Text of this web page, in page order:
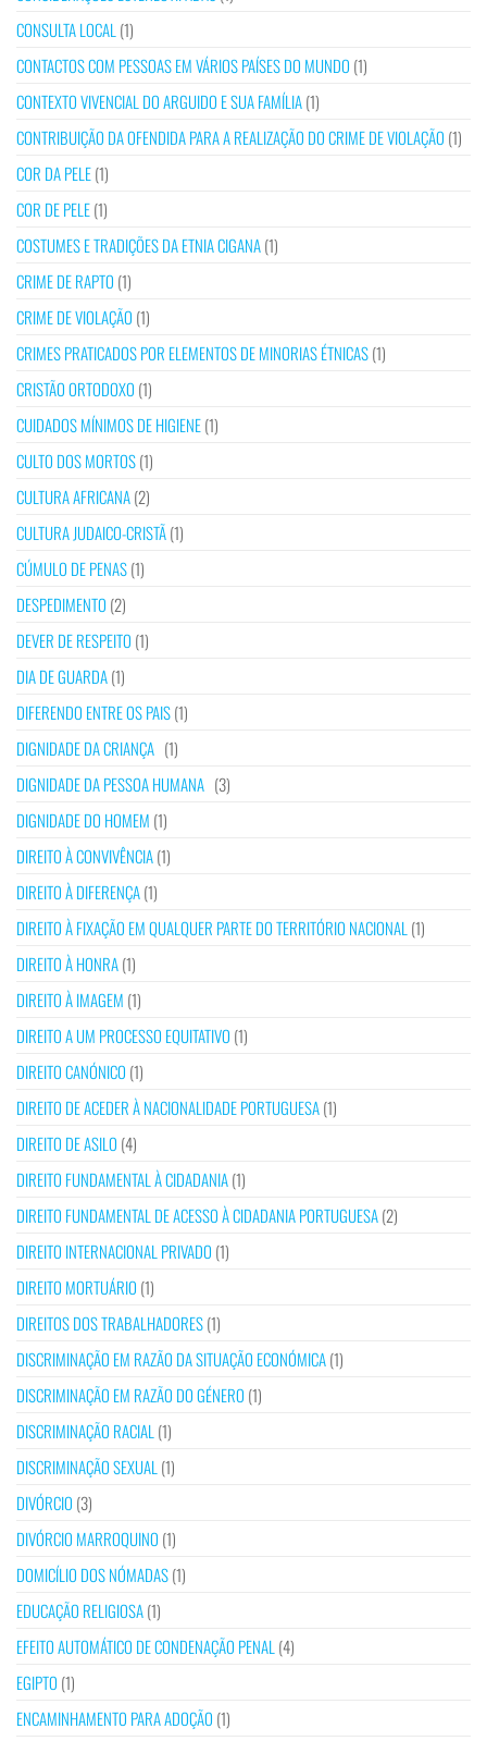
CONSULTA LOCAL (1)
CONTACTOS COM PESSOAS EM VÁRIOS PAÍSES DO MUNDO (1)
CONTEXTO VIVENCIAL DO ARGUIDO E SUA FAMÍLIA(1)
CONTRIBUIÇÃO DA OFENDIDA PARA A REALIZAÇÃO DO CRIME DE VIOLAÇÃO (1)
COR DA PELE(1)
COR DE PELE(1)
COSTUMES E TRADIÇÕES DA ETNIA CIGANA(1)
CRIME DE RAPTO (1)
CRIME DE VIOLAÇÃO (1)
CRIMES PRATICADOS POR ELEMENTOS DE MINORIAS ÉTNICAS(1)
CRISTÃO ORTODOXO (1)
CUIDADOS MÍNIMOS DE HIGIENE(1)
CULTO DOS MORTOS(1)
CULTURA AFRICANA(2)
CULTURA JUDAICO-CRISTÃ(1)
CÚMULO DE PENAS(1)
DESPEDIMENTO (2)
DEVER DE RESPEITO (1)
DIA DE GUARDA(1)
DIFERENDO ENTRE OS PAIS(1)
DIGNIDADE DA CRIANÇA (1)
DIGNIDADE DA PESSOA HUMANA (3)
DIGNIDADE DO HOMEM (1)
DIREITO À CONVIVÊNCIA(1)
DIREITO À DIFERENÇA(1)
DIREITO À FIXAÇÃO EM QUALQUER PARTE DO TERRITÓRIO NACIONAL (1)
DIREITO À HONRA(1)
DIREITO À IMAGEM (1)
DIREITO A UM PROCESSO EQUITATIVO (1)
DIREITO CANÓNICO (1)
DIREITO DE ACEDER À NACIONALIDADE PORTUGUESA(1)
DIREITO DE ASILO (4)
DIREITO FUNDAMENTAL À CIDADANIA(1)
DIREITO FUNDAMENTAL DE ACESSO À CIDADANIA PORTUGUESA(2)
DIREITO INTERNACIONAL PRIVADO (1)
DIREITO MORTUÁRIO (1)
DIREITOS DOS TRABALHADORES(1)
DISCRIMINAÇÃO EM RAZÃO DA SITUAÇÃO ECONÓMICA(1)
DISCRIMINAÇÃO EM RAZÃO DO GÉNERO (1)
DISCRIMINAÇÃO RACIAL (1)
DISCRIMINAÇÃO SEXUAL (1)
DIVÓRCIO (3)
DIVÓRCIO MARROQUINO (1)
DOMICÍLIO DOS NÓMADAS(1)
EDUCAÇÃO RELIGIOSA(1)
EFEITO AUTOMÁTICO DE CONDENAÇÃO PENAL (4)
EGIPTO (1)
ENCAMINHAMENTO PARA ADOÇÃO (1)